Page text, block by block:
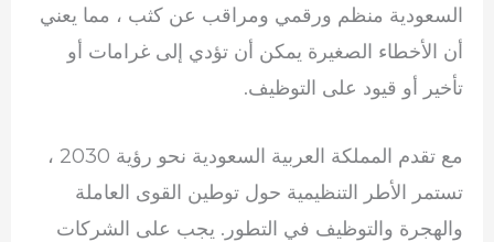
السعودية منظم ورقمي ومراقب عن كثب ، مما يعني
أن الأخطاء الصغيرة يمكن أن تؤدي إلى غرامات أو
تأخير أو قيود على التوظيف.
مع تقدم المملكة العربية السعودية نحو رؤية 2030 ،
تستمر الأطر التنظيمية حول توطين القوى العاملة
والهجرة والتوظيف في التطور. يجب على الشركات